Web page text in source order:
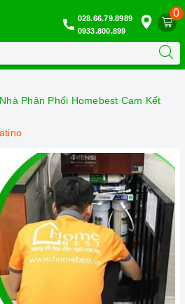
0
028.66.79.8989
0933.800.899
Phân Phối Homebest Cam Kết